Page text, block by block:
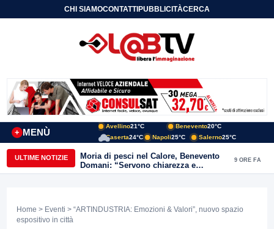
CHI SIAMOCONTATTIPUBBLICITÀCERCA
MENÙ
+
Avellino21°C Benevento20°C
Caserta24°C Napoli25°C Salerno25°C
ULTIME NOTIZIE
Moria di pesci nel Calore, Benevento
Domani: “Servono chiarezza e
approfondimenti sulla gestione
9 ORE FA
Home > Eventi > “ARTINDUSTRIA: Emozioni & Valori”, nuovo spazio
espositivo in città